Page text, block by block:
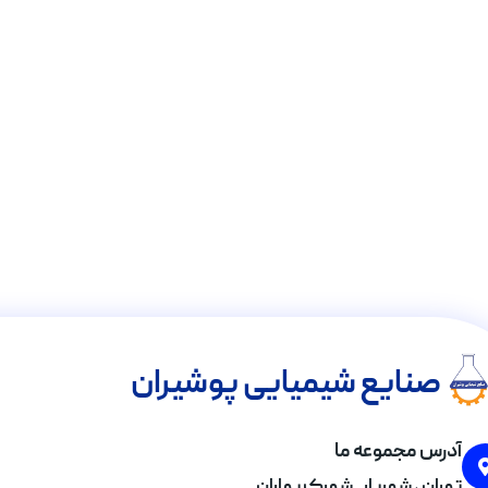
صنایع شیمیایی پوشیران
آدرس مجموعه ما